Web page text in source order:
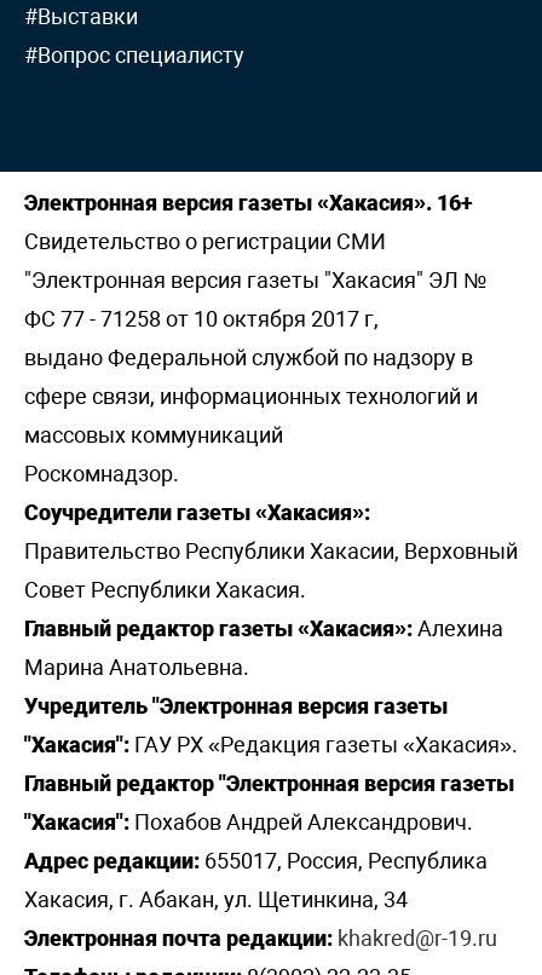
#Выставки
#Вопрос специалисту
Электронная версия газеты «Хакасия». 16+
Свидетельство о регистрации СМИ
"Электронная версия газеты "Хакасия" ЭЛ №
ФС 77 - 71258 от 10 октября 2017 г,
выдано Федеральной службой по надзору в
сфере связи, информационных технологий и
массовых коммуникаций
Роскомнадзор.
Соучредители газеты «Хакасия»:
Правительство Республики Хакасии, Верховный
Совет Республики Хакасия.
Главный редактор газеты «Хакасия»:Алехина
Марина Анатольевна.
Учредитель "Электронная версия газеты
"Хакасия": ГАУ РХ «Редакция газеты «Хакасия».
Главный редактор "Электронная версия газеты
"Хакасия": Похабов Андрей Александрович.
Адрес редакции: 655017, Россия, Республика
Хакасия, г. Абакан, ул. Щетинкина, 34
Электронная почта редакции: khakred@r-19.ru